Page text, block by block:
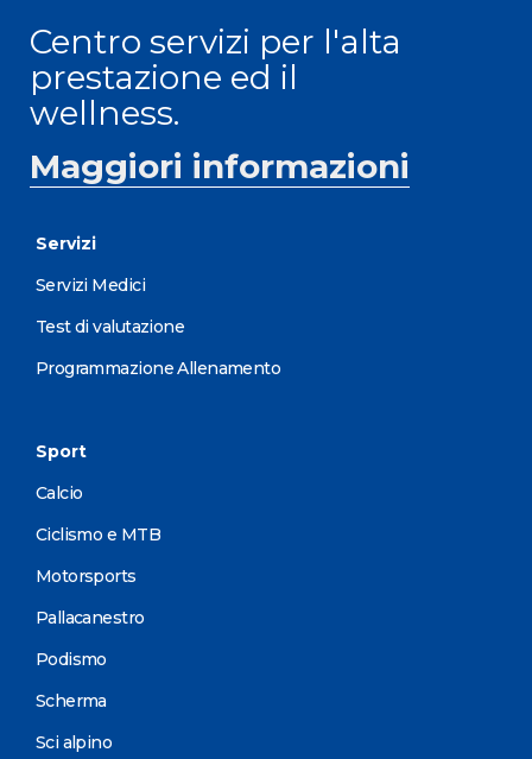
Centro servizi per l'alta
prestazione ed il
wellness.
Maggiori informazioni
Servizi
Servizi Medici
Test di valutazione
Programmazione Allenamento
Sport
Calcio
Ciclismo e MTB
Motorsports
Pallacanestro
Podismo
Scherma
Sci alpino